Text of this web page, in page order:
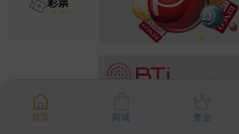
首页 商城 资金